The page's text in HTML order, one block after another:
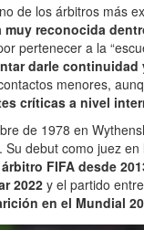
de los árbitros más
muy reconocida
pertenecer a la
darle continuidad
menores,
críticas a nivel
de 1978 en
Su debut como juez
FIFA desde
2022 y el partido
en el Mundial